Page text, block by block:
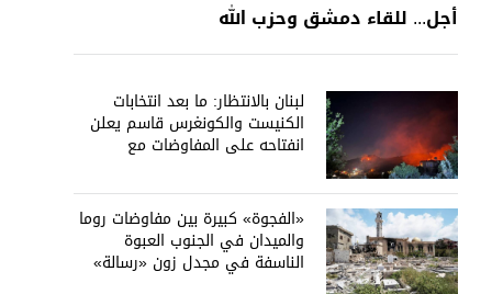
أجل... للقاء دمشق وحزب الله
لبنان بالانتظار: ما بعد انتخابات
الكنيست والكونغرس قاسم يعلن
انفتاحه على المفاوضات مع
«الفجوة» كبيرة بين مفاوضات روما
والميدان في الجنوب العبوة
الناسفة في مجدل زون «رسالة»